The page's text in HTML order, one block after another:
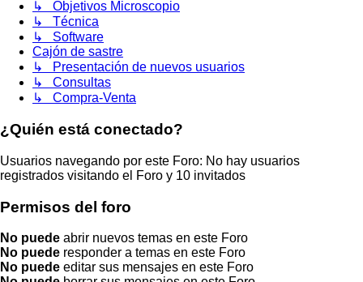
↳ Objetivos Microscopio
↳ Técnica
↳ Software
Cajón de sastre
↳ Presentación de nuevos usuarios
↳ Consultas
↳ Compra-Venta
¿Quién está conectado?
Usuarios navegando por este Foro: No hay usuarios
registrados visitando el Foro y 10 invitados
Permisos del foro
No puede abrir nuevos temas en este Foro
No puede responder a temas en este Foro
No puede editar sus mensajes en este Foro